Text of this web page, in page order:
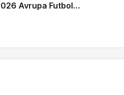
Avrupa Futbol